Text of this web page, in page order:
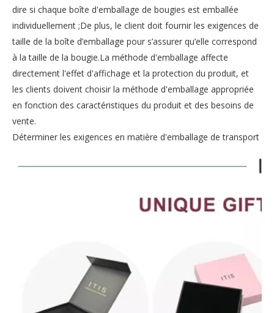
dire si chaque boîte d'emballage de bougies est emballée
individuellement ;De plus, le client doit fournir les exigences de
taille de la boîte d’emballage pour s’assurer qu’elle correspond
à la taille de la bougie.La méthode d'emballage affecte
directement l'effet d'affichage et la protection du produit, et
les clients doivent choisir la méthode d'emballage appropriée
en fonction des caractéristiques du produit et des besoins de
vente.
Déterminer les exigences en matière d'emballage de transport